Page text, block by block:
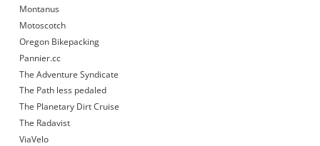
Montanus
Motoscotch
Oregon Bikepacking
Pannier.cc
The Adventure Syndicate
The Path less pedaled
The Planetary Dirt Cruise
The Radavist
ViaVelo